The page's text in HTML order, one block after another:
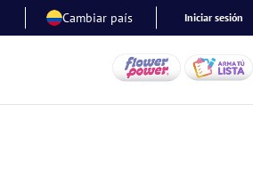
Cambiar país Iniciar sesión